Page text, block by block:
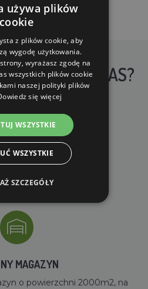
KUPIĆ U NAS?
WYSYŁKA
od 690 zł z VAT
MAGAZYN
o powierzchni 2000m2, na
używa plików
cookie
z plików cookie, aby
wygodę użytkowania.
wyrażasz zgodę na
wszystkich plików cookie
naszej polityki plików
się więcej
WSZYSTKIE
WSZYSTKIE
SZCZEGÓŁY